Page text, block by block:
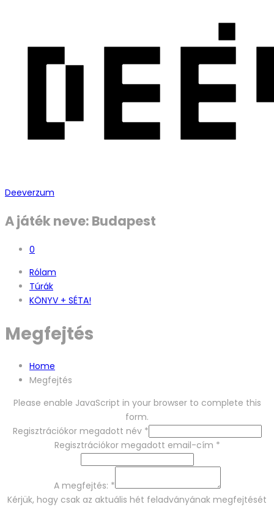
Deeverzum
A játék neve: Budapest
0
Rólam
Túrák
KÖNYV + SÉTA!
Megfejtés
Home
Megfejtés
Please enable JavaScript in your browser to complete this
form.
Regisztrációkor megadott név *
Regisztrációkor megadott email-cím *
A megfejtés: *
Kérjük, hogy csak az aktuális hét feladványának megfejtését